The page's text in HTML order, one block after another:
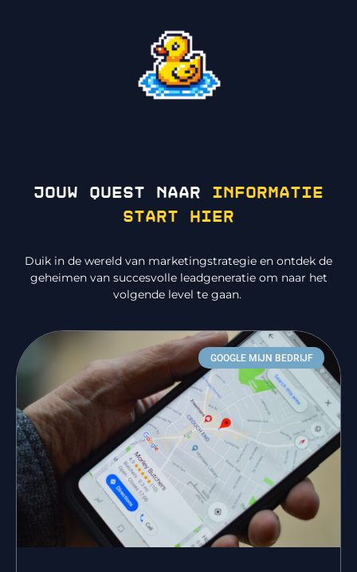
Jouw quest naar informatie
start hier
Duik in de wereld van marketingstrategie en ontdek de
geheimen van succesvolle leadgeneratie om naar het
volgende level te gaan.
GOOGLE MIJN BEDRIJF